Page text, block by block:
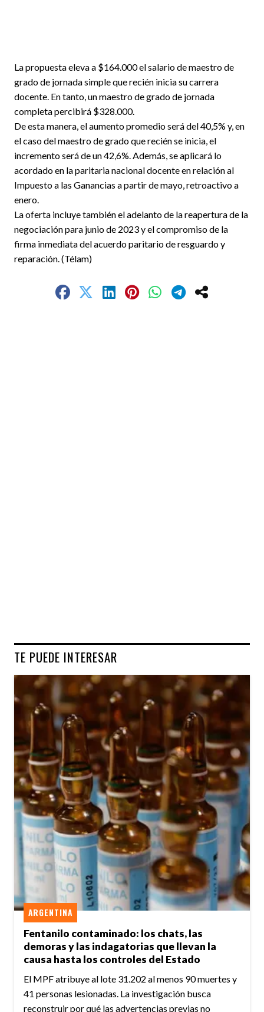
La propuesta eleva a $164.000 el salario de maestro de
grado de jornada simple que recién inicia su carrera
docente. En tanto, un maestro de grado de jornada
completa percibirá $328.000.
De esta manera, el aumento promedio será del 40,5% y, en
el caso del maestro de grado que recién se inicia, el
incremento será de un 42,6%. Además, se aplicará lo
acordado en la paritaria nacional docente en relación al
Impuesto a las Ganancias a partir de mayo, retroactivo a
enero.
La oferta incluye también el adelanto de la reapertura de la
negociación para junio de 2023 y el compromiso de la
firma inmediata del acuerdo paritario de resguardo y
reparación. (Télam)
TE PUEDE INTERESAR
Fentanilo contaminado: los chats, las
demoras y las indagatorias que llevan la
causa hasta los controles del Estado
ARGENTINA
El MPF atribuye al lote 31.202 al menos 90 muertes y
41 personas lesionadas. La investigación busca
reconstruir por qué las advertencias previas no